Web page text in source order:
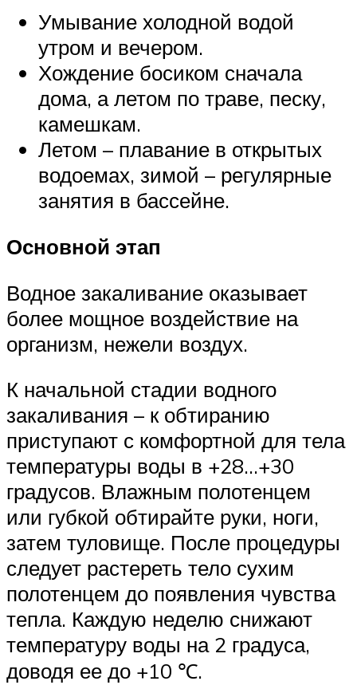
Умывание холодной водой
утром и вечером.
Хождение босиком сначала
дома, а летом по траве, песку,
камешкам.
Летом – плавание в открытых
водоемах, зимой – регулярные
занятия в бассейне.
Основной этап
Водное закаливание оказывает
более мощное воздействие на
организм, нежели воздух.
К начальной стадии водного
закаливания – к обтиранию
приступают с комфортной для тела
температуры воды в +28…+30
градусов. Влажным полотенцем
или губкой обтирайте руки, ноги,
затем туловище. После процедуры
следует растереть тело сухим
полотенцем до появления чувства
тепла. Каждую неделю снижают
температуру воды на 2 градуса,
доводя ее до +10 ℃.